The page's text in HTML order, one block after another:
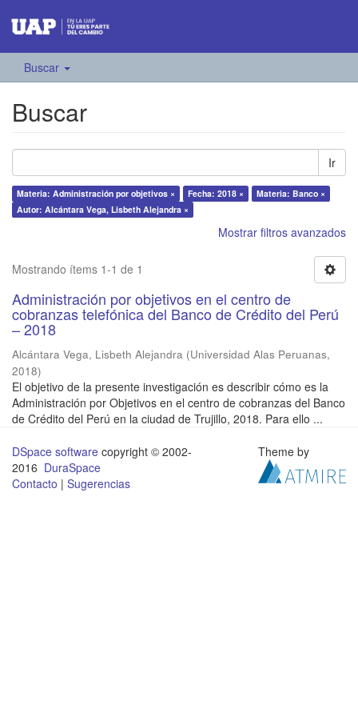
Buscar
Buscar
Ir
Materia: Administración por objetivos × Fecha: 2018 ×
Materia: Banco ×
Autor: Alcántara Vega, Lisbeth Alejandra ×
Mostrar filtros avanzados
Mostrando ítems 1-1 de 1
Administración por objetivos en el centro de
cobranzas telefónica del Banco de Crédito del Perú
– 2018
Alcántara Vega, Lisbeth Alejandra (Universidad Alas Peruanas,
2018)
El objetivo de la presente investigación es describir cómo es la
Administración por Objetivos en el centro de cobranzas del Banco
de Crédito del Perú en la ciudad de Trujillo, 2018. Para ello ...
DSpace software copyright © 2002-
2016 DuraSpace
Contacto | Sugerencias
Theme by